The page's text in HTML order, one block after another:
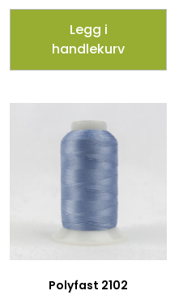
Legg i
handlekurv
Polyfast 2102